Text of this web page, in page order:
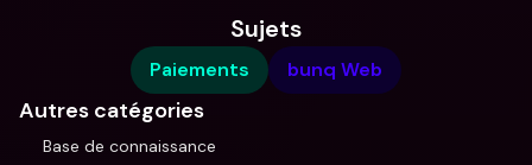
Sujets
Paiements bunq Web
Autres catégories
Base de connaissance